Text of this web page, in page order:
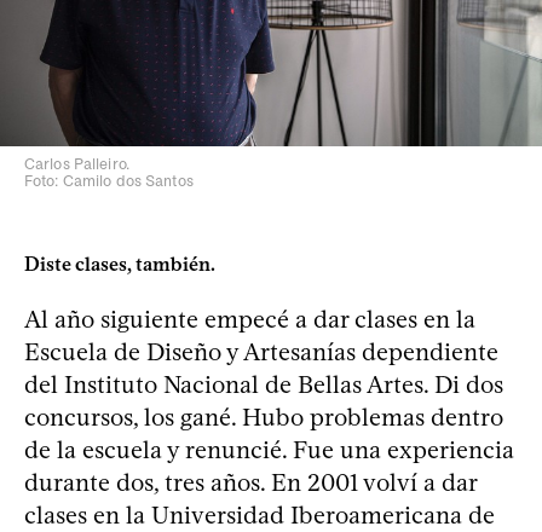
Carlos Palleiro.
Foto: Camilo dos Santos
Diste clases, también.
Al año siguiente empecé a dar clases en la
Escuela de Diseño y Artesanías dependiente
del Instituto Nacional de Bellas Artes. Di dos
concursos, los gané. Hubo problemas dentro
de la escuela y renuncié. Fue una experiencia
durante dos, tres años. En 2001 volví a dar
clases en la Universidad Iberoamericana de